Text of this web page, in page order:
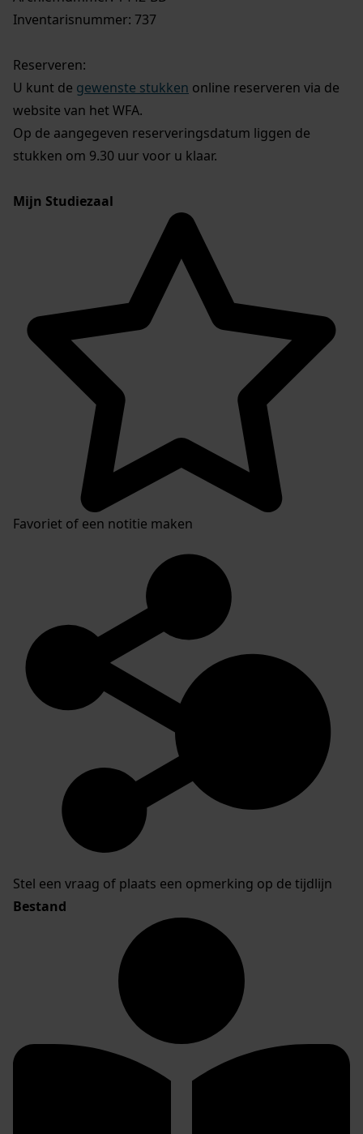
Inventarisnummer: 737
Reserveren:
U kunt de gewenste stukken online reserveren via de
website van het WFA.
Op de aangegeven reserveringsdatum liggen de
stukken om 9.30 uur voor u klaar.
Mijn Studiezaal
Favoriet of een notitie maken
Stel een vraag of plaats een opmerking op de tijdlijn
Bestand